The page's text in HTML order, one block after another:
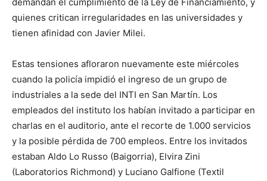
quienes critican irregularidades en las universidades y
tienen afinidad con Javier Milei.
Estas tensiones afloraron nuevamente este miércoles
cuando la policía impidió el ingreso de un grupo de
industriales a la sede del INTI en San Martín. Los
empleados del instituto los habían invitado a participar en
charlas en el auditorio, ante el recorte de 1.000 servicios
y la posible pérdida de 700 empleos. Entre los invitados
estaban Aldo Lo Russo (Baigorria), Elvira Zini
(Laboratorios Richmond) y Luciano Galfione (Textil